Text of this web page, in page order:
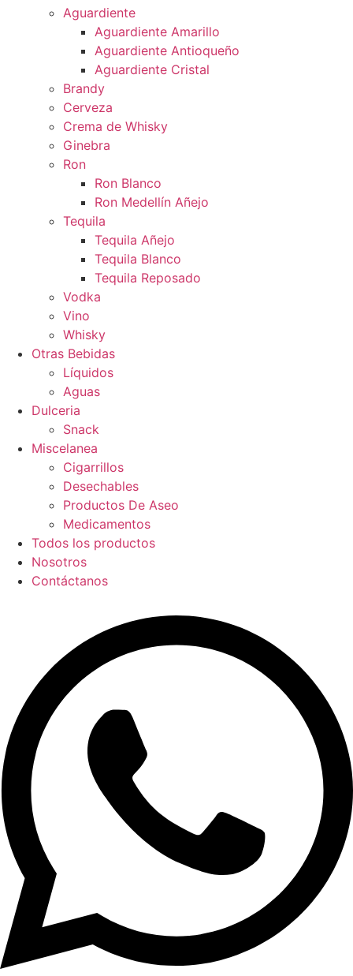
Aguardiente
Aguardiente Amarillo
Aguardiente Antioqueño
Aguardiente Cristal
Brandy
Cerveza
Crema de Whisky
Ginebra
Ron
Ron Blanco
Ron Medellín Añejo
Tequila
Tequila Añejo
Tequila Blanco
Tequila Reposado
Vodka
Vino
Whisky
Otras Bebidas
Líquidos
Aguas
Dulceria
Snack
Miscelanea
Cigarrillos
Desechables
Productos De Aseo
Medicamentos
Todos los productos
Nosotros
Contáctanos